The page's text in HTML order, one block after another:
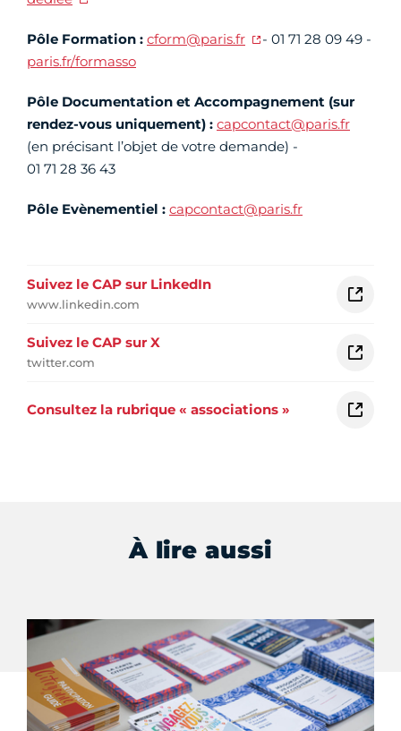
Pôle Formation : cform@paris.fr
- 01 71 28 09 49 -
paris.fr/formasso
Pôle Documentation et Accompagnement (sur
rendez-vous uniquement) : capcontact@paris.fr
(en précisant l’objet de votre demande) -
01 71 28 36 43
Pôle Evènementiel : capcontact@paris.fr
Suivez le CAP sur LinkedIn
www.linkedin.com
Suivez le CAP sur X
twitter.com
Consultez la rubrique « associations »
À lire aussi